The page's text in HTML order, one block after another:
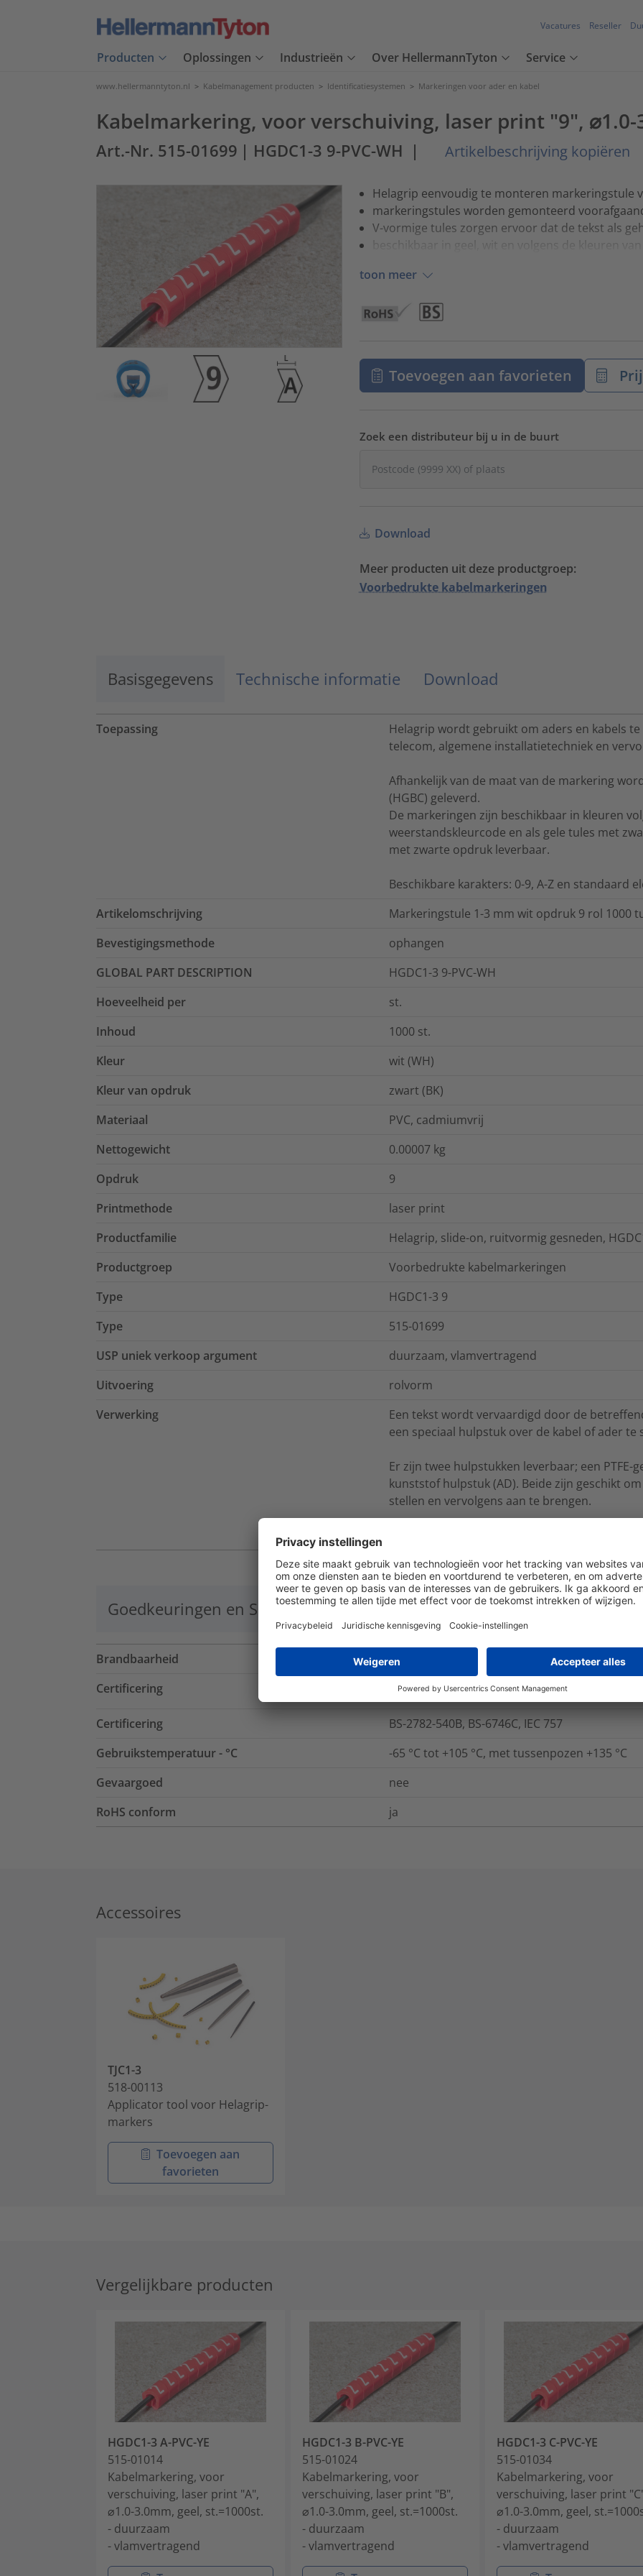
Vacatures Reseller
Producten Oplossingen Industrieën Over HellermannTyton Service
www.hellermanntyton.nl > Kabelmanagement producten > Identificatiesystemen > Markeringen voor ader en kabel
Kabelmarkering, voor verschuiving, laser print "9",
Art.-Nr. 515-01699 | HGDC1-3 9-PVC-WH | Artikelbeschrijving kopiëren
Helagrip eenvoudig te monteren markeringstule
markeringstules worden gemonteerd
V-vormige tules zorgen ervoor dat de tekst als
beschikbaar in geel, wit en volgens de kleuren
toon meer
Toevoegen aan favorieten
Zoek een distributeur bij u in de buurt
Download
Meer producten uit deze productgroep:
Voorbedrukte kabelmarkeringen
Basisgegevens Technische informatie Download
Toepassing
Helagrip wordt gebruikt om aders en kabels
telecom, algemene installatietechniek en
Afhankelijk van de maat van de markering
(HGBC) geleverd.
De markeringen zijn beschikbaar in kleuren
weerstandskleurcode en als gele tules met
met zwarte opdruk leverbaar.
Beschikbare karakters: 0-9, A-Z en standaard
Artikelomschrijving
Markeringstule 1-3 mm wit opdruk 9 rol 1000
Bevestigingsmethode
ophangen
GLOBAL PART DESCRIPTION
HGDC1-3 9-PVC-WH
Hoeveelheid per
st.
Inhoud
1000 st.
Kleur
wit (WH)
Kleur van opdruk
zwart (BK)
Materiaal
PVC, cadmiumvrij
Nettogewicht
0.00007 kg
Opdruk
9
Printmethode
laser print
Productfamilie
Helagrip, slide-on, ruitvormig gesneden,
Productgroep
Voorbedrukte kabelmarkeringen
Type
HGDC1-3 9
Type
515-01699
USP uniek verkoop argument
duurzaam, vlamvertragend
Uitvoering
rolvorm
Verwerking
Een tekst wordt vervaardigd door de
een speciaal hulpstuk over de kabel of ader te
Er zijn twee hulpstukken leverbaar; een PTFE-
kunststof hulpstuk (AD). Beide zijn geschikt
stellen en vervolgens aan te brengen.
Goedkeuringen en Specificaties Logistieke- en verpakkingsinformatie
Brandbaarheid
UL94 V0 (3 mm)
Certificering
Certificering
BS-2782-540B, BS-6746C, IEC 757
Gebruikstemperatuur - °C
-65 °C tot +105 °C, met tussenpozen +135 °C
Gevaargoed
nee
RoHS conform
ja
Accessoires
TJC1-3
518-00113
Applicator tool voor Helagrip-
markers
Toevoegen aan
favorieten
Vergelijkbare producten
HGDC1-3 A-PVC-YE
515-01014
Kabelmarkering, voor
verschuiving, laser print "A",
⌀1.0-3.0mm, geel, st.=1000st.
- duurzaam
- vlamvertragend
HGDC1-3 B-PVC-YE
515-01024
Kabelmarkering, voor
verschuiving, laser print "B",
⌀1.0-3.0mm, geel, st.=1000st.
- duurzaam
- vlamvertragend
HGDC1-3 C-PVC-YE
515-01034
Kabelmarkering, voor
verschuiving, laser print
⌀1.0-3.0mm, geel,
- duurzaam
- vlamvertragend